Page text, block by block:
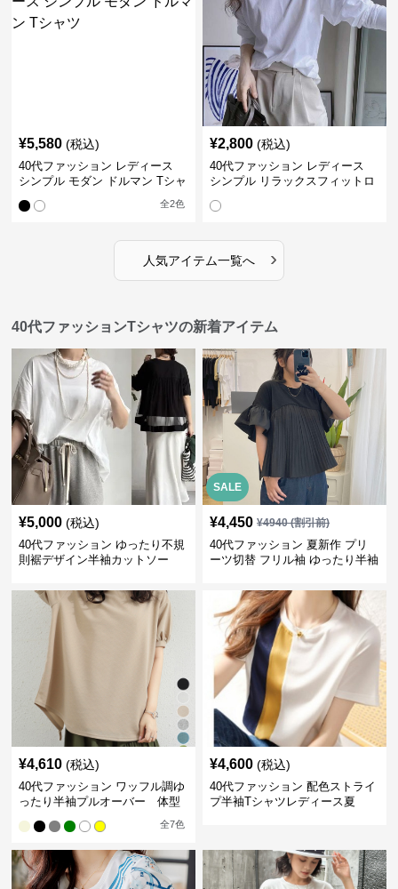
¥5,580 (税込)
40代ファッション レディース
シンプル モダン ドルマン Tシャ
全2色
¥2,800 (税込)
40代ファッション レディース
シンプル リラックスフィットロ
人気アイテム一覧へ ›
40代ファッションTシャツの新着アイテム
¥5,000 (税込)
40代ファッション ゆったり不規
則裾デザイン半袖カットソー
SALE
¥4,450 ¥4940(割引前)
40代ファッション 夏新作 プリ
ーツ切替 フリル袖 ゆったり半袖
¥4,610 (税込)
40代ファッション ワッフル調ゆ
ったり半袖プルオーバー 体型
全7色
¥4,600 (税込)
40代ファッション 配色ストライ
プ半袖Tシャツレディース夏